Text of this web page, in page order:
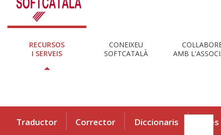
RECURSOS
I SERVEIS
CONEIXEU
SOFTCATALÀ
AMB
Traductor Corrector Diccionaris Eines